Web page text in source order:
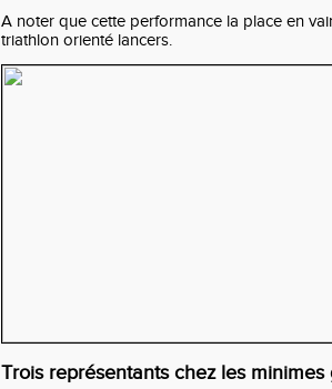
A noter que cette performance la place en
triathlon orienté lancers.
Trois représentants chez les minimes